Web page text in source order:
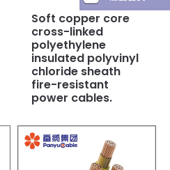
Soft copper core
cross-linked
polyethylene
insulated polyvinyl
chloride sheath
fire-resistant
power cables.